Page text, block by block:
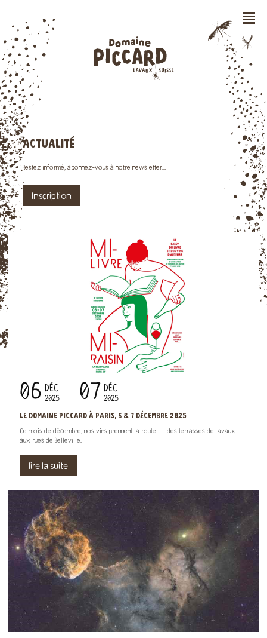
n
ACTUALITÉ
Restez informé, abonnez-vous à notre newsletter...
Inscription
06 DÉC
2025 07 DÉC
2025
LE DOMAINE PICCARD À PARIS, 6 & 7 DÉCEMBRE 2025
Ce mois de décembre, nos vins prennent la route — des terrasses de Lavaux
aux rues de Belleville.
lire la suite